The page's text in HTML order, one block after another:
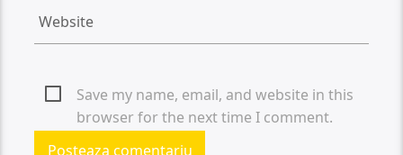
Save my name, email, and website in this
browser for the next time I comment.